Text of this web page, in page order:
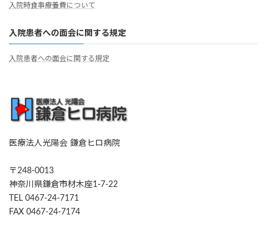
入院時食事療養費について
入院患者への面会に関する規定
入院患者への面会に関する規定
医療法人光陽会 鎌倉ヒロ病院
〒248-0013
神奈川県鎌倉市材木座1-7-22
TEL 0467-24-7171
FAX 0467-24-7174